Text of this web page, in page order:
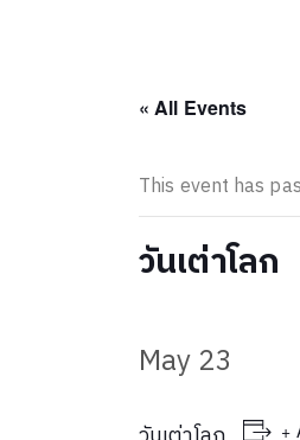
« All Events
This event has
วันเต่าโลก
May 23
+